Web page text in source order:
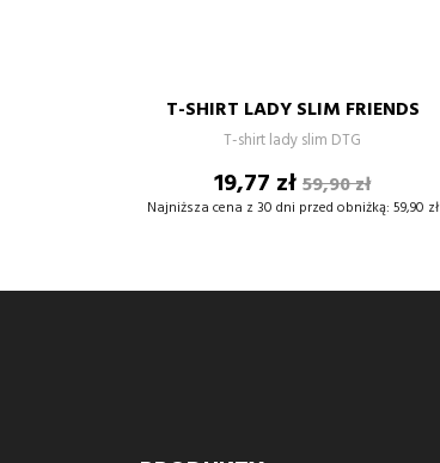
T-SHIRT LADY SLIM FRIENDS
T-shirt lady slim DTG
Cena
19,77 złCena
podstawowa
59,90 zł
Najniższa cena z 30 dni przed obniżką: 59,90 zł
– +
DODAJ DO KOSZYKA